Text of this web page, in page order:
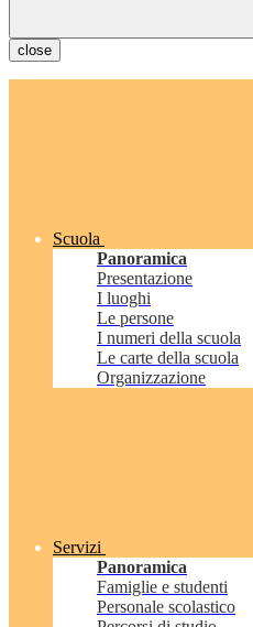
close
Scuola
Panoramica
Presentazione
I luoghi
Le persone
I numeri della scuola
Le carte della scuola
Organizzazione
Servizi
Panoramica
Famiglie e studenti
Personale scolastico